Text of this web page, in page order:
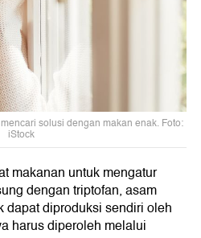
solusi dengan makan enak. Foto:
iStock
makanan untuk mengatur
dengan triptofan, asam
dapat diproduksi sendiri oleh
harus diperoleh melalui